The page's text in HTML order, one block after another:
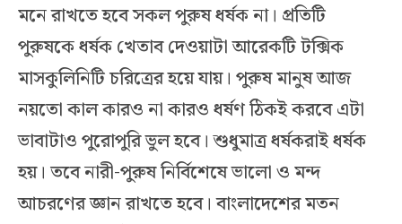
মনে রাখতে হবে সকল পুরুষ ধর্ষক না। প্রতিটি
পুরুষকে ধর্ষক খেতাব দেওয়াটা আরেকটি টক্সিক
মাসকুলিনিটি চরিত্রের হয়ে যায়। পুরুষ মানুষ আজ
নয়তো কাল কারও না কারও ধর্ষণ ঠিকই করবে এটা
ভাবাটাও পুরোপুরি ভুল হবে। শুধুমাত্র ধর্ষকরাই ধর্ষক
হয়। তবে নারী-পুরুষ নির্বিশেষে ভালো ও মন্দ
আচরণের জ্ঞান রাখতে হবে। বাংলাদেশের মতন